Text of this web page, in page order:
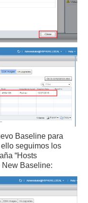
Baseline para
seguimos los
“Hosts
New Baseline: